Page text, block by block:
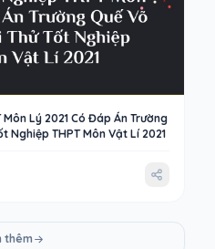
Lý 2021 Có Đáp Án Trường
Nghiệp THPT Môn Vật Lí 2021
thêm